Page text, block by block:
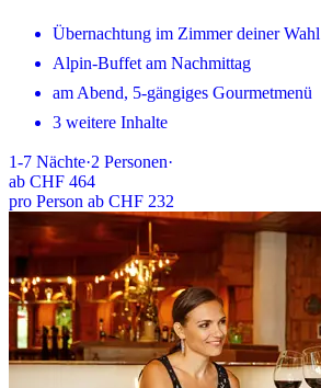
Übernachtung im Zimmer deiner Wahl
Alpin-Buffet am Nachmittag
am Abend, 5-gängiges Gourmetmenü
3 weitere Inhalte
1-7 Nächte·2 Personen·
ab CHF 464
pro Person ab CHF 232